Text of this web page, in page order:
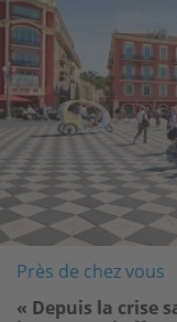
Près de chez vous
« Depuis la crise